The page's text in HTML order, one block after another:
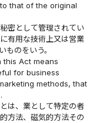
that of the original
密として管理されてい
有用な技術上又は営業
ものをいう。
Act means
for business
methods, that
は、業として特定の者
方法、磁気的方法その